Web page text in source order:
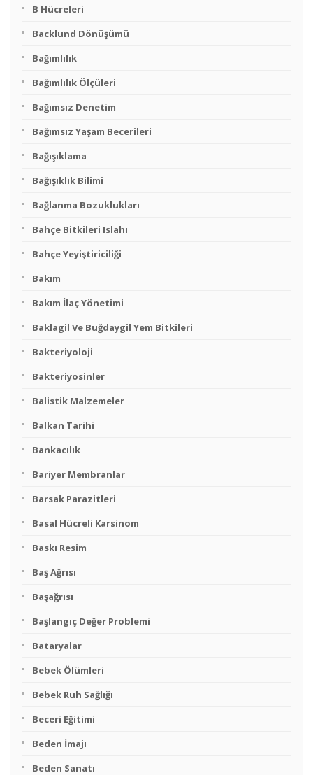
B Hücreleri
Backlund Dönüşümü
Bağımlılık
Bağımlılık Ölçüleri
Bağımsız Denetim
Bağımsız Yaşam Becerileri
Bağışıklama
Bağışıklık Bilimi
Bağlanma Bozuklukları
Bahçe Bitkileri Islahı
Bahçe Yeyiştiriciliği
Bakım
Bakım İlaç Yönetimi
Baklagil Ve Buğdaygil Yem Bitkileri
Bakteriyoloji
Bakteriyosinler
Balistik Malzemeler
Balkan Tarihi
Bankacılık
Bariyer Membranlar
Barsak Parazitleri
Basal Hücreli Karsinom
Baskı Resim
Baş Ağrısı
Başağrısı
Başlangıç Değer Problemi
Bataryalar
Bebek Ölümleri
Bebek Ruh Sağlığı
Beceri Eğitimi
Beden İmajı
Beden Sanatı